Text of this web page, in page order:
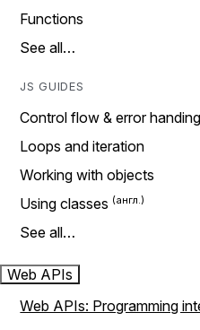
Functions
See all…
JS GUIDES
Control flow & error handing
Loops and iteration
Working with objects
Using classes
See all…
Web APIs
Web APIs: Programming